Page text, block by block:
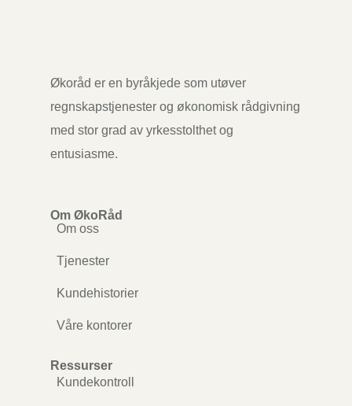
Økoråd er en byråkjede som utøver
regnskapstjenester og økonomisk rådgivning
med stor grad av yrkesstolthet og
entusiasme.
Om ØkoRåd
Om oss
Tjenester
Kundehistorier
Våre kontorer
Ressurser
Kundekontroll